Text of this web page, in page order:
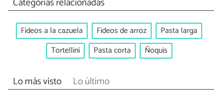
Fideos a la cazuela Fideos de arroz
Pasta larga
Tortellini
Pasta corta Ñoquis
Lo más visto Lo último